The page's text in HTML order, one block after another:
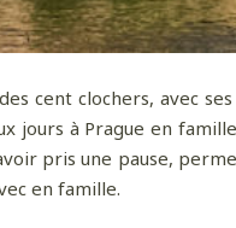
cent clochers, avec
jours à Prague en
pris une pause,
en famille.